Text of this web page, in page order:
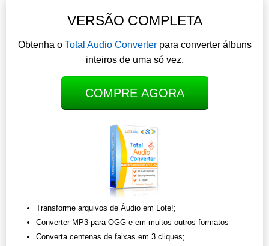
VERSÃO COMPLETA
Obtenha o Total Audio Converterpara converter álbuns
inteiros de uma só vez.
COMPRE AGORA
Transforme arquivos de Áudio em Lote!;
Converter MP3 para OGG e em muitos outros formatos
Converta centenas de faixas em 3 cliques;